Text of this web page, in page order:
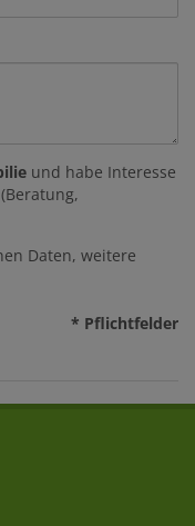
und habe Interesse
Daten, weitere
* Pflichtfelder